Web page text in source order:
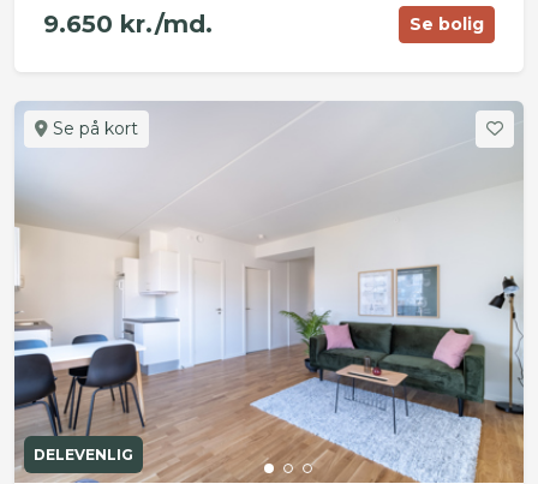
9.650 kr./md. Se bolig
Se på kort
DELEVENLIG